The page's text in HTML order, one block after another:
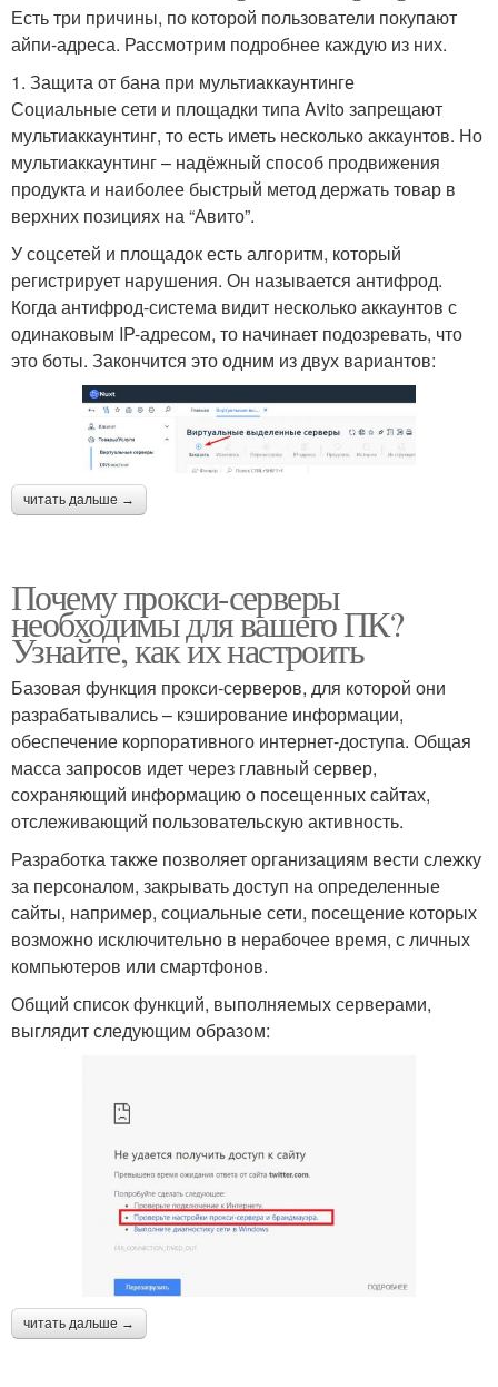
Есть три причины, по которой пользователи покупают
айпи-адреса. Рассмотрим подробнее каждую из них.
1. Защита от бана при мультиаккаунтинге
Социальные сети и площадки типа Avito запрещают
мультиаккаунтинг, то есть иметь несколько аккаунтов. Но
мультиаккаунтинг – надёжный способ продвижения
продукта и наиболее быстрый метод держать товар в
верхних позициях на “Авито”.
У соцсетей и площадок есть алгоритм, который
регистрирует нарушения. Он называется антифрод.
Когда антифрод-система видит несколько аккаунтов с
одинаковым IP-адресом, то начинает подозревать, что
это боты. Закончится это одним из двух вариантов:
читать дальше →
Почему прокси-серверы
необходимы для вашего ПК?
Узнайте, как их настроить
Базовая функция прокси-серверов, для которой они
разрабатывались – кэширование информации,
обеспечение корпоративного интернет-доступа. Общая
масса запросов идет через главный сервер,
сохраняющий информацию о посещенных сайтах,
отслеживающий пользовательскую активность.
Разработка также позволяет организациям вести слежку
за персоналом, закрывать доступ на определенные
сайты, например, социальные сети, посещение которых
возможно исключительно в нерабочее время, с личных
компьютеров или смартфонов.
Общий список функций, выполняемых серверами,
выглядит следующим образом:
читать дальше →